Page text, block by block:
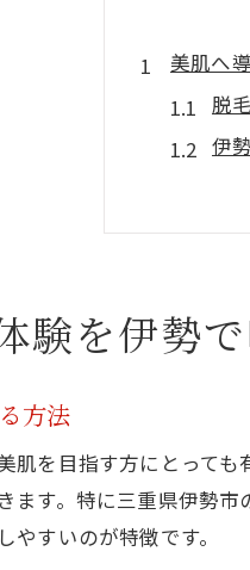
美肌へ
脱
伊
脱
初
脱毛で
脱
最
験を伊勢
方法
肌を目指す方にとって
ます。特に三重県伊勢
すいのが特徴です。